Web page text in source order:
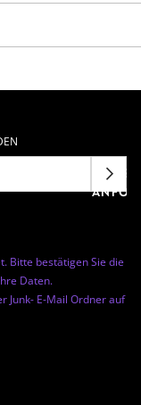
Bitte bestätigen Sie die
Daten.
Junk- E-Mail Ordner auf